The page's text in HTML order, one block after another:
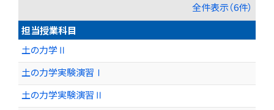
全件表示（6件）
担当授業科目
土の力学Ⅱ
土の力学実験演習Ⅰ
土の力学実験演習Ⅱ